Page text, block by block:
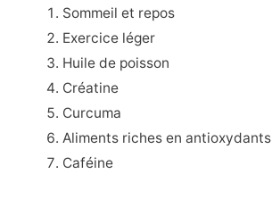
Sommeil et repos
Exercice léger
Huile de poisson
Créatine
Curcuma
Aliments riches en antioxydants
Caféine